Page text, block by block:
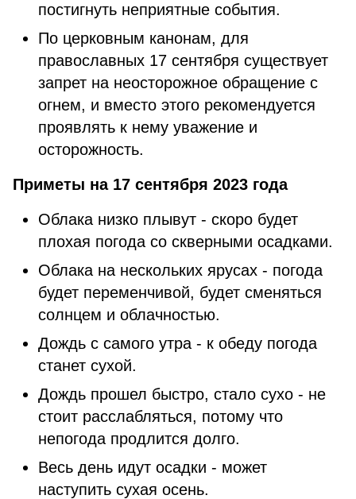
постигнуть неприятные события.
По церковным канонам, для
православных 17 сентября существует
запрет на неосторожное обращение с
огнем, и вместо этого рекомендуется
проявлять к нему уважение и
осторожность.
Приметы на 17 сентября 2023 года
Облака низко плывут - скоро будет
плохая погода со скверными осадками.
Облака на нескольких ярусах - погода
будет переменчивой, будет сменяться
солнцем и облачностью.
Дождь с самого утра - к обеду погода
станет сухой.
Дождь прошел быстро, стало сухо - не
стоит расслабляться, потому что
непогода продлится долго.
Весь день идут осадки - может
наступить сухая осень.